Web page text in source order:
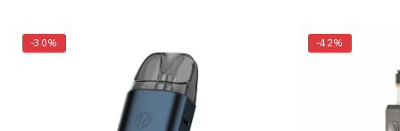
-30% -42%